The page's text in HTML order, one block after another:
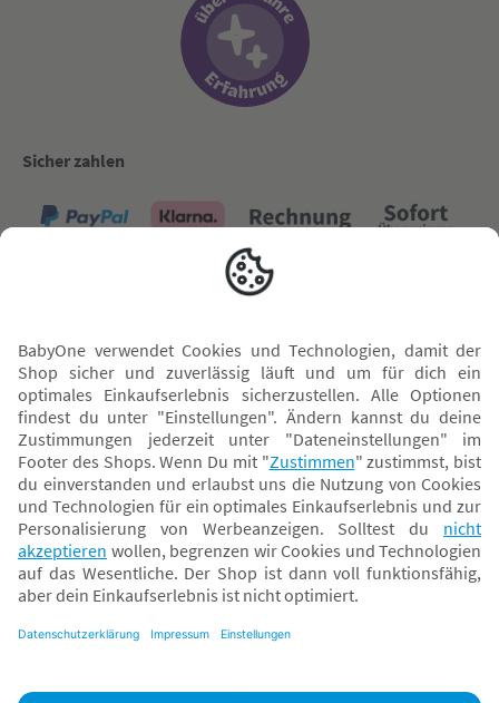
Sicher zahlen
Versand mit
* Alle Preise inkl. MwSt. und ggf. zzgl.Versandkosten. Der dargestellte Preis gilt -
abhängig von der von dir gewählten Option - im BabyOne-Onlineshop oder bei
Abholung in dem von dir gewählten BabyOne-Franchise-Betrieb. Der für den
Onlineshop geltende Preis stellt bei einem Verkauf durch unsere Franchise-
Nehmer eine unverbindliche Preisempfehlung dar. Der Verkaufspreis der
daher von dem Verkaufspreis im Onlineshop abweichen. Angaben zu
Klarna.